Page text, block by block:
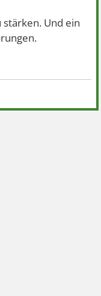
Und ein